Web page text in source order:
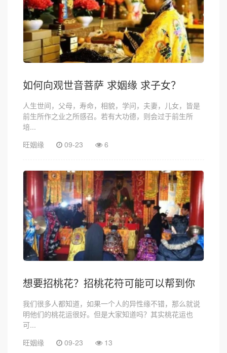
如何向观世音菩萨 求姻缘 求子女？
人生世间，父母，寿命，相貌，学问，夫妻，儿女，皆是
前生所作之业之所感召。若有大功德，则会过于前生所
培...
旺姻缘
09-23 6
想要招桃花？招桃花符可能可以帮到你
我们很多人都知道，如果一个人的异性缘不错，那么就说
明他们的桃花运很好。但是大家知道吗？其实桃花运也
可...
旺姻缘
09-23 13